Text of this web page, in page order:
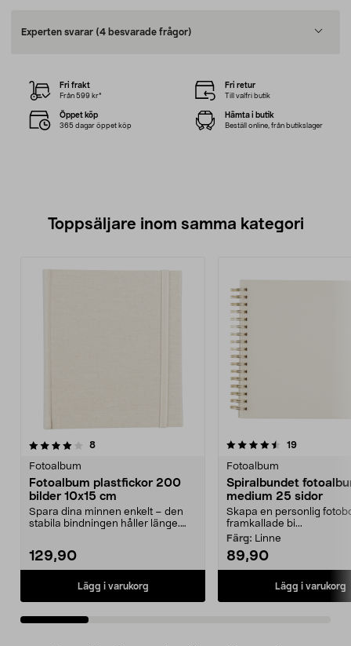
Experten svarar (4 besvarade frågor)
Fri frakt
Från 599 kr*
Fri retur
Till valfri butik
Öppet köp
365 dagar öppet köp
Hämta i butik
Beställ online, från butikslager
Toppsäljare inom samma kategori
8recensioner
Fotoalbum
Fotoalbum plastfickor 200
bilder 10x15 cm
Spara dina minnen enkelt – den
stabila bindningen håller länge.
129,90
Lägg i varukorg
4.5 av 5 stjärnor 19recensioner
Fotoalbum
Spiralbundet
medium 25 sidor
Skapa en personlig
framkallade bi...
Färg: Linne
89,90
Lägg i varukorg
4.0 av 5 stjärnor